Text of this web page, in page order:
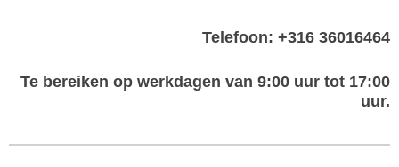
Telefoon: +316 36016464
Te bereiken op werkdagen van 9:00 uur tot 17:00
uur.